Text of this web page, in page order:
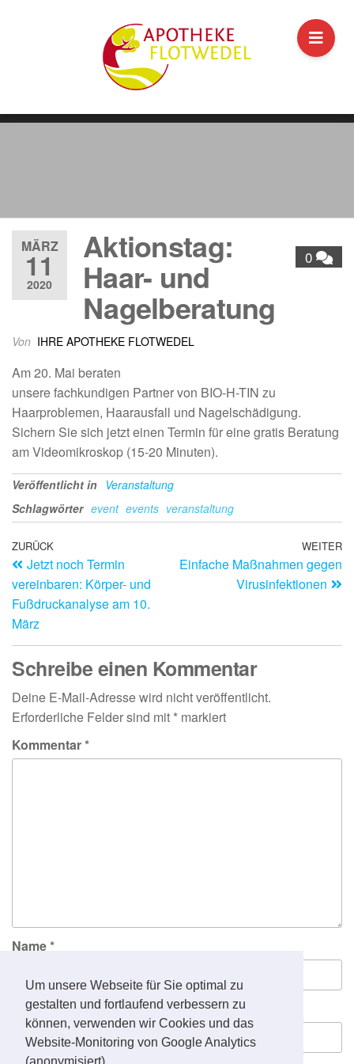
Um unsere Webseite für Sie optimal zu
gestalten und fortlaufend verbessern zu
können, verwenden wir Cookies und das
Website-Monitoring von Google Analytics
(anonymisiert).
MÄRZ
11
2020
0
Aktionstag:
Haar- und
Nagelberatung
Von IHRE APOTHEKE FLOTWEDEL
Am 20. Mai beraten
unsere fachkundigen Partner von BIO-H-TIN zu
Haarproblemen, Haarausfall und Nagelschädigung.
Sichern Sie sich jetzt einen Termin für eine gratis Beratung
am Videomikroskop (15-20 Minuten).
Veröffentlicht in Veranstaltung
Schlagwörter event events veranstaltung
ZURÜCK
Jetzt noch Termin
vereinbaren: Körper- und
Fußdruckanalyse am 10.
März
WEITER
Einfache Maßnahmen gegen
Virusinfektionen
Schreibe einen Kommentar
Deine E-Mail-Adresse wird nicht veröffentlicht.
Erforderliche Felder sind mit * markiert
Kommentar*
Name*
E-Mail-Adresse*